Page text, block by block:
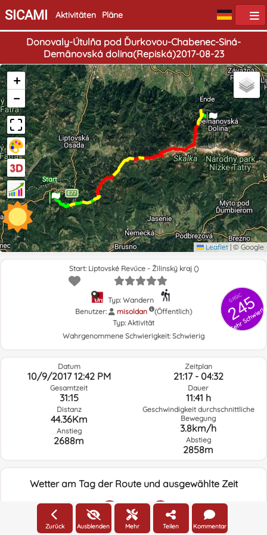
SICAMI Aktivitäten Pläne
Donovaly-Útulňa pod Ďurkovou-Chabenec-Siná-
Demänovská dolina(Repiská)2017-08-23
Start
Ende
+
−
Leaflet | © Google
GRSIC
245
Sehr
Start: Liptovské Revúce - Žilinský kraj ()
Typ: Wandern
Benutzer:
misoldan
(Öffentlich)
Typ: Aktivität
Wahrgenommene Schwierigkeit: Schwierig
Datum
10/9/2017 12:42 PM
Gesamtzeit
31:15
Distanz
44.36Km
Anstieg
2688m
Zeitplan
21:17 - 04:32
Dauer
11:41 h
Geschwindigkeit durchschnittliche
Bewegung
3.8km/h
Abstieg
2858m
Wetter am Tag der Route und ausgewählte Zeit
20:00
Zurück Ausblenden Mehr Teilen Kommentar